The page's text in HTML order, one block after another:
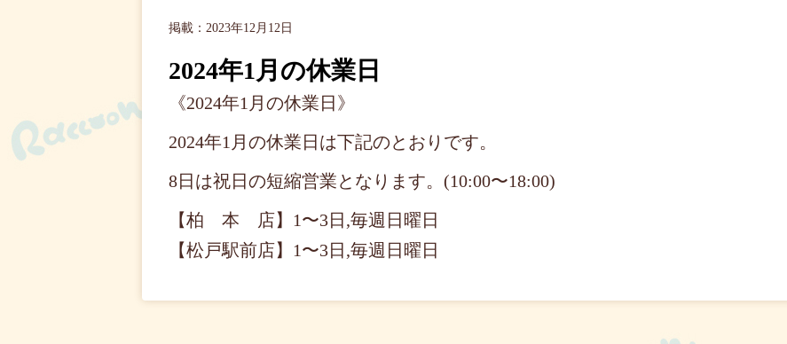
掲載：2023年12月12日
2024年1月の休業日
《2024年1月の休業日》
2024年1月の休業日は下記のとおりです。
8日は祝日の短縮営業となります。(10:00〜18:00)
【柏 本 店】1〜3日,毎週日曜日
【松戸駅前店】1〜3日,毎週日曜日